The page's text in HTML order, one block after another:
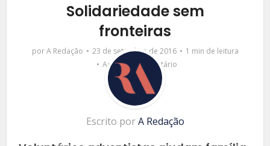
Solidariedade sem
fronteiras
por A Redação 23 de setembro de 2016
1 min de leitura
Adicionar comentário
Escrito porA Redação